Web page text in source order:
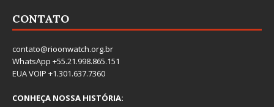
CONTATO
contato@rioonwatch.org.br
WhatsApp +55.21.998.865.151
EUA VOIP +1.301.637.7360
CONHEÇA NOSSA HISTÓRIA: